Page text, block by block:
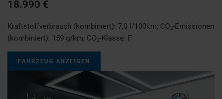
18.990 €
Kraftstoffverbrauch (kombiniert): 7,0 l/100km; CO2-Emissionen
(kombiniert): 159 g/km; CO2-Klasse: F
FAHRZEUG ANZEIGEN